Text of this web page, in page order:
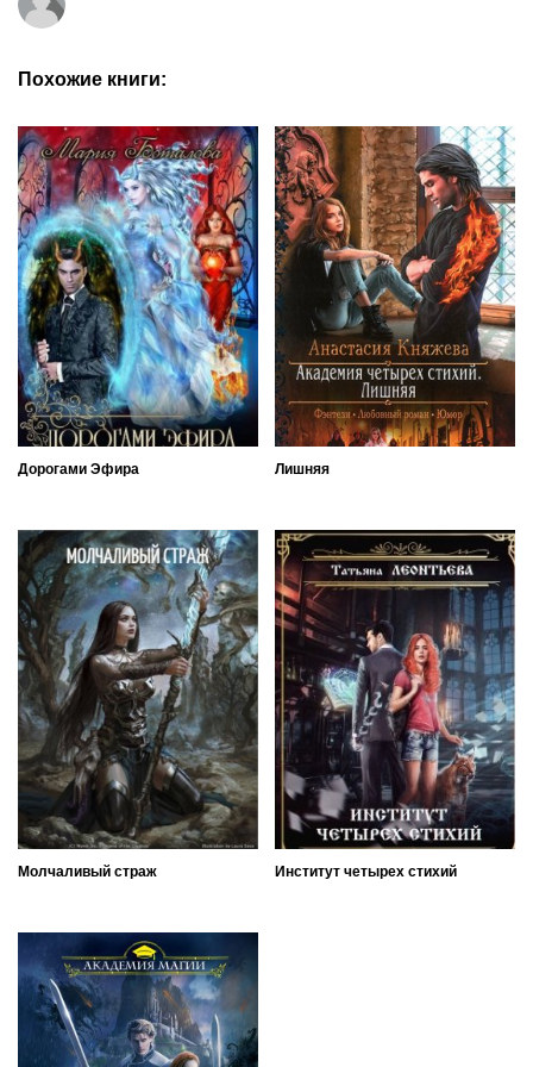
Похожие книги:
Дорогами Эфира Лишняя
Молчаливый страж Институт четырех стихий